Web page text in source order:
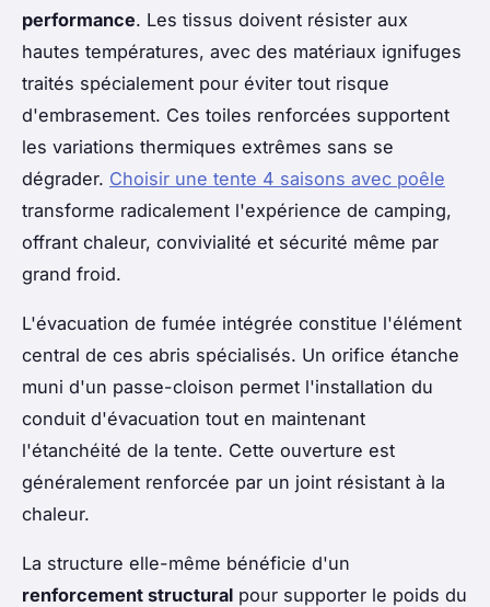
performance. Les tissus doivent résister aux
hautes températures, avec des matériaux ignifuges
traités spécialement pour éviter tout risque
d'embrasement. Ces toiles renforcées supportent
les variations thermiques extrêmes sans se
dégrader. Choisir une tente 4 saisons avec poêle
transforme radicalement l'expérience de camping,
offrant chaleur, convivialité et sécurité même par
grand froid.
L'évacuation de fumée intégrée constitue l'élément
central de ces abris spécialisés. Un orifice étanche
muni d'un passe-cloison permet l'installation du
conduit d'évacuation tout en maintenant
l'étanchéité de la tente. Cette ouverture est
généralement renforcée par un joint résistant à la
chaleur.
La structure elle-même bénéficie d'un
renforcement structural pour supporter le poids du